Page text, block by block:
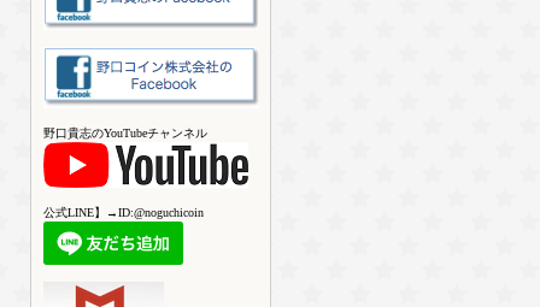
野口貴志のYouTubeチャンネル
公式LINE】→ID:@noguchicoin